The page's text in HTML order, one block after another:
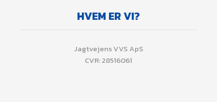
HVEM ER VI?
​Jagtvejens VVS ApS
CVR: 28516061